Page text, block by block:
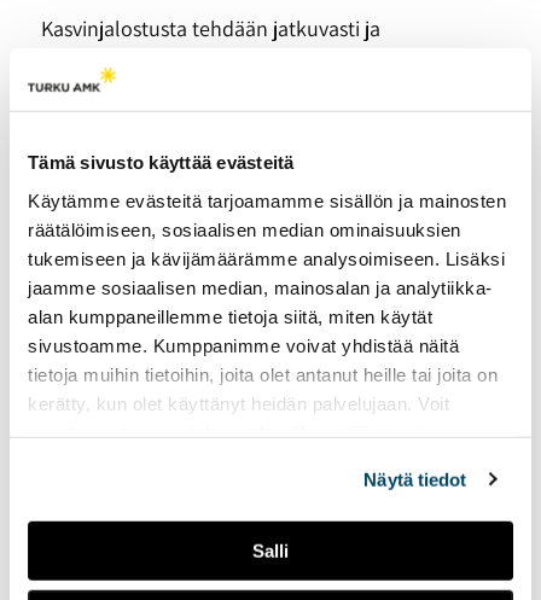
Tämä sivusto käyttää evästeitä
Käytämme evästeitä tarjoamamme sisällön ja mainosten
räätälöimiseen, sosiaalisen median ominaisuuksien
tukemiseen ja kävijämäärämme analysoimiseen. Lisäksi
jaamme sosiaalisen median, mainosalan ja analytiikka-
alan kumppaneillemme tietoja siitä, miten käytät
sivustoamme. Kumppanimme voivat yhdistää näitä
tietoja muihin tietoihin, joita olet antanut heille tai joita on
kerätty, kun olet käyttänyt heidän palvelujaan. Voit
Näytä tiedot
Salli
Kasvinjalostusta tehdään jatkuvasti ja
Ilmastonmuutos tuo haasteita kasvien
kestävyydelle. Tulevaisuudessa tarvittaisiinkin
olosuhteisiin.
”Erilaisiin tilanteisiin tarvitaan erilaisia kasveja,
koska yksi kasvi ei kestä kaikkea. Yks juttu on
myös, että jos kasvinsyöjät lisääntyy ja niihin ei
haluta käyttää hirveästi torjunta-aineita, niin
sellaista kestävyyttä tarvittaisiin lisäksi. Siihen ei
pelkästään jalostamisella ja yksilajisuudella
päästä. Näkisin oleellisempana sen, että on
yhdistelmä eri kasveja”, Armanto kertoo.